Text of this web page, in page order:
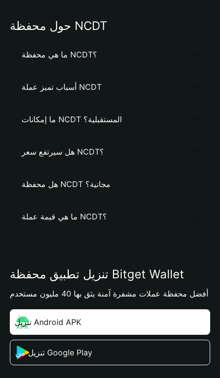
حول محفظة NCDT
ما هي محفظة NCDT؟
أسباب تميز عملة NCDT
ما إمكانات NCDT المستقبلية؟
هل سيرتفع سعر NCDT؟
هل محفظة NCDT مجانية؟
ما هي قيمة عملة NCDT؟
تنزيل تطبيق محفظة Bitget Wallet
أفضل محفظة عملات مشفرة آمنة يثق بها 40 مليون مستخدم
تنزيل Android APK
تنزيل من Google Play